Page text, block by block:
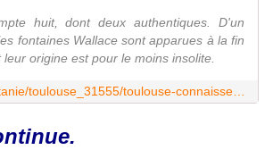
huit, dont deux authentiques. D'un
fontaines Wallace sont apparues à la fin
origine est pour le moins insolite.